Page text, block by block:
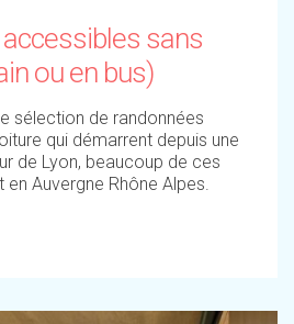
sans
ou en bus)
sélection de randonnées
qui démarrent depuis une
de Lyon, beaucoup de ces
Auvergne Rhône Alpes.